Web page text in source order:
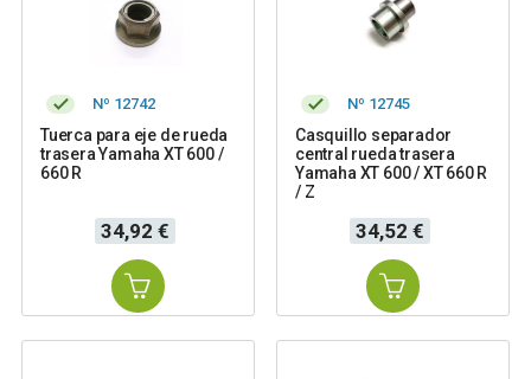
Nº 12742
Tuerca para eje de rueda
trasera Yamaha XT 600 /
660 R
Precio
34,92 €
Nº 12745
Casquillo separador
central rueda trasera
Yamaha XT 600 / XT 660 R
/ Z
Precio
34,52 €